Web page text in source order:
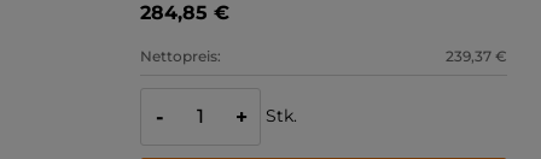
284,85 €
Nettopreis: 239,37 €
- + Stk.